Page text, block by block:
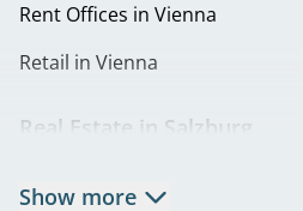
in Liesing
Rent Offices in Vienna
Retail in Vienna
Real Estate in Salzburg
Show more